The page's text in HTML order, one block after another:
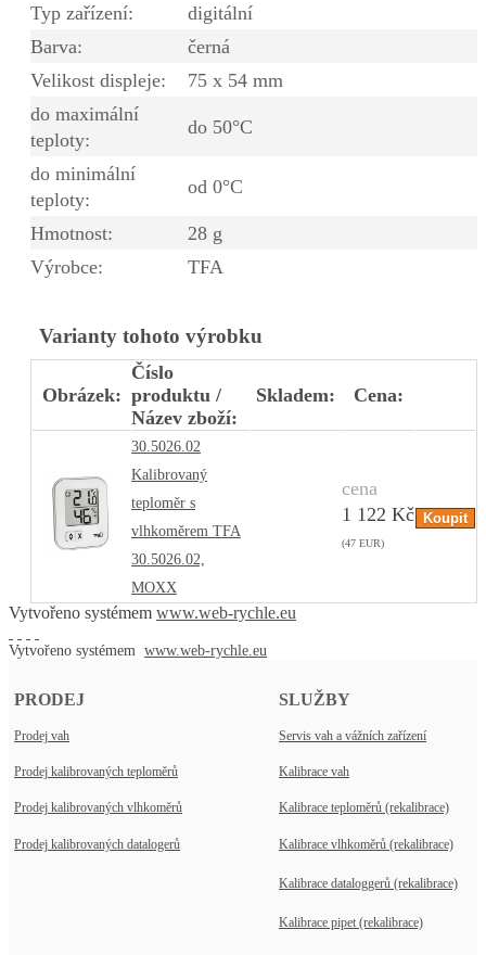
Typ zařízení:
digitální
Barva:
černá
Velikost displeje:
75 x 54 mm
do maximální
teploty:
do 50°C
do minimální
teploty:
od 0°C
Hmotnost:
28 g
Výrobce:
TFA
Varianty tohoto výrobku
Obrázek:
Číslo
produktu /
Název zboží:
Skladem: Cena:
30.5026.02
Kalibrovaný
teploměr s
vlhkoměrem TFA
30.5026.02,
MOXX
cena
1 122 Kč
(47 EUR)
Vytvořeno systémem www.web-rychle.eu
Vytvořeno systémem www.web-rychle.eu
PRODEJ SLUŽBY
Prodej vah Servis vah a vážních zařízení
Prodej kalibrovaných teploměrů Kalibrace vah
Prodej kalibrovaných vlhkoměrů Kalibrace teploměrů (rekalibrace)
Prodej kalibrovaných datalogerů Kalibrace vlhkoměrů (rekalibrace)
Kalibrace dataloggerů (rekalibrace)
Kalibrace pipet (rekalibrace)